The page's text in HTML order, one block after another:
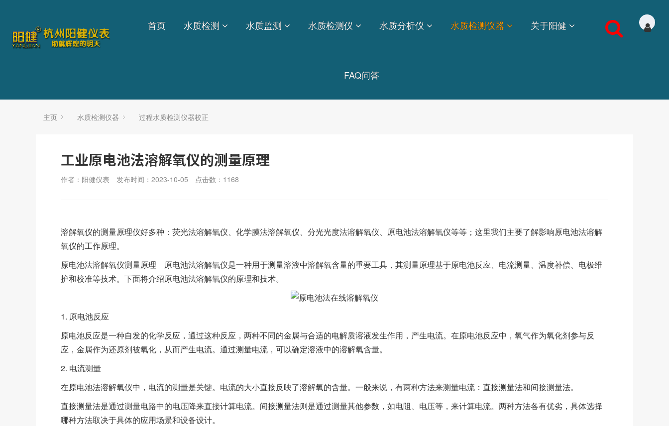
首页 水质检测 水质监测 水质检测仪 水质分析仪 水质检测仪器 关于阳健
FAQ问答
主页 水质检测仪器 过程水质检测仪器校正
工业原电池法溶解氧仪的测量原理
作者：阳健仪表 发布时间：2023-10-05 点击数： 1168
溶解氧仪的测量原理仪好多种：荧光法溶解氧仪、化学膜法溶解氧仪、分光光度法溶解氧仪、原电池法溶解氧仪等等；这里我们主要了解影响原电池法溶解
氧仪的工作原理。
原电池法溶解氧仪测量原理 原电池法溶解氧仪是一种用于测量溶液中溶解氧含量的重要工具，其测量原理基于原电池反应、电流测量、温度补偿、电极维
护和校准等技术。下面将介绍原电池法溶解氧仪的原理和技术。
1. 原电池反应
原电池反应是一种自发的化学反应，通过这种反应，两种不同的金属与合适的电解质溶液发生作用，产生电流。在原电池反应中，氧气作为氧化剂参与反
应，金属作为还原剂被氧化，从而产生电流。通过测量电流，可以确定溶液中的溶解氧含量。
2. 电流测量
在原电池法溶解氧仪中，电流的测量是关键。电流的大小直接反映了溶解氧的含量。一般来说，有两种方法来测量电流：直接测量法和间接测量法。
直接测量法是通过测量电路中的电压降来直接计算电流。间接测量法则是通过测量其他参数，如电阻、电压等，来计算电流。两种方法各有优劣，具体选择
哪种方法取决于具体的应用场景和设备设计。